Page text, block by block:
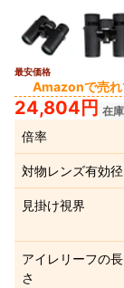
最安価格
Amazonで売れ
24,804円 在
倍率
対物レンズ有効径
見掛け視界
アイレリーフの長
さ